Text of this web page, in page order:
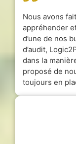
Nous avons
appréhender
d’une de nos
d’audit,
dans la
proposé de
toujours en